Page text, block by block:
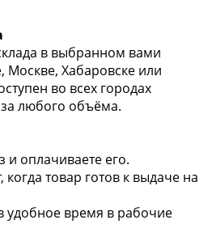
в выбранном вами
Москве, Хабаровске или
во всех городах
любого объёма.
и оплачиваете его.
товар готов к выдаче на
удобное время в рабочие